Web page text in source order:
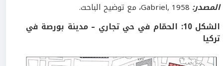
المصدر:
الشكل10
: الحمّام في حي تجاري – مدينة بورصة في
تركيا